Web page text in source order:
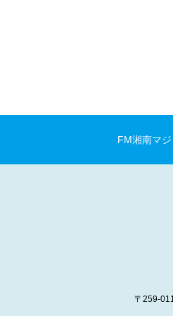
FM湘南マ
〒259-